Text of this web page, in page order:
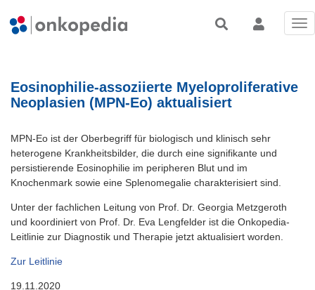
Eosinophilie-assoziierte Myeloproliferative
Neoplasien (MPN-Eo) aktualisiert
MPN-Eo ist der Oberbegriff für biologisch und klinisch sehr
heterogene Krankheitsbilder, die durch eine signifikante und
persistierende Eosinophilie im peripheren Blut und im
Knochenmark sowie eine Splenomegalie charakterisiert sind.
Unter der fachlichen Leitung von Prof. Dr. Georgia Metzgeroth
und koordiniert von Prof. Dr. Eva Lengfelder ist die Onkopedia-
Leitlinie zur Diagnostik und Therapie jetzt aktualisiert worden.
Zur Leitlinie
19.11.2020